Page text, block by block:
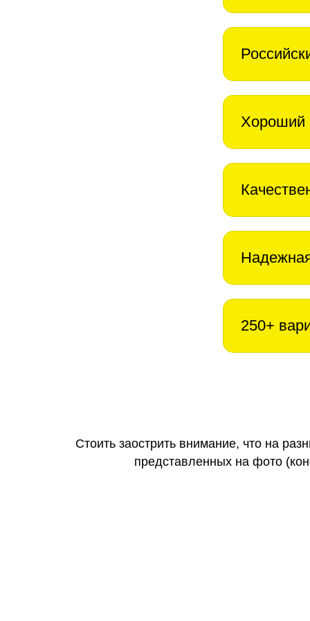
Хороший
250+
Стоить заострить внимание, что на
представленных на фото